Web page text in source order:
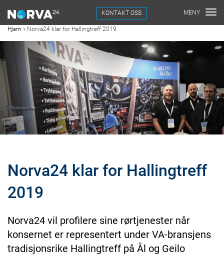
KONTAKT OSS
Hjem » Norva24 klar for Hallingtreff 2019
Norva24 klar for Hallingtreff
2019
Norva24 vil profilere sine rørtjenester når
konsernet er representert under VA-bransjens
tradisjonsrike Hallingtreff på Ål og Geilo